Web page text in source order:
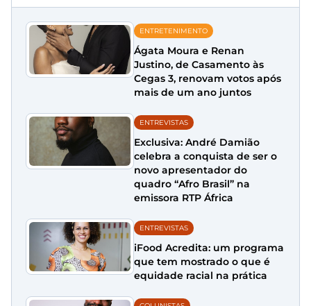
ENTRETENIMENTO
Ágata Moura e Renan
Justino, de Casamento às
Cegas 3, renovam votos após
mais de um ano juntos
ENTREVISTAS
Exclusiva: André Damião
celebra a conquista de ser o
novo apresentador do
quadro “Afro Brasil” na
emissora RTP África
ENTREVISTAS
iFood Acredita: um programa
que tem mostrado o que é
equidade racial na prática